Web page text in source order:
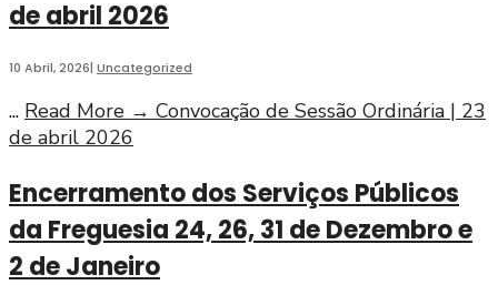
de abril 2026
10 Abril, 2026| Uncategorized
... Read More → Convocação de Sessão Ordinária | 23
de abril 2026
Encerramento dos Serviços Públicos
da Freguesia 24, 26, 31 de Dezembro e
2 de Janeiro